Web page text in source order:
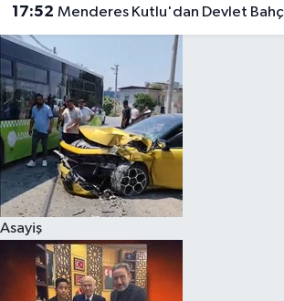
17:52 Menderes Kutlu'dan Devlet Bahçeli'ye
Asayiş
Eğitim
Ekonomi
Gündem
Magazin
Son Dakika Haberleri
Haber Arşivi